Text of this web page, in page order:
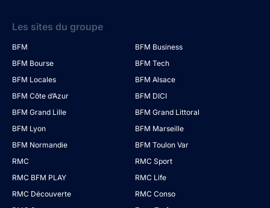
Les sites du groupe
BFM
BFM Business
BFM Bourse
BFM Tech
BFM Locales
BFM Alsace
BFM Côte d’Azur
BFM DICI
BFM Grand Lille
BFM Grand Littoral
BFM Lyon
BFM Marseille
BFM Normandie
BFM Toulon Var
RMC
RMC Sport
RMC BFM PLAY
RMC Life
RMC Découverte
RMC Conso